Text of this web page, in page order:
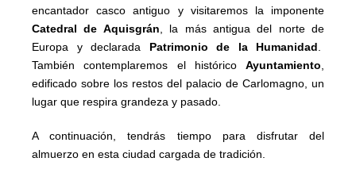
encantador casco antiguo y visitaremos la imponente
Catedral de Aquisgrán, la más antigua del norte de
Europa y declarada Patrimonio de la Humanidad.
También contemplaremos el histórico Ayuntamiento,
edificado sobre los restos del palacio de Carlomagno, un
lugar que respira grandeza y pasado.
A continuación, tendrás tiempo para disfrutar del
almuerzo en esta ciudad cargada de tradición.